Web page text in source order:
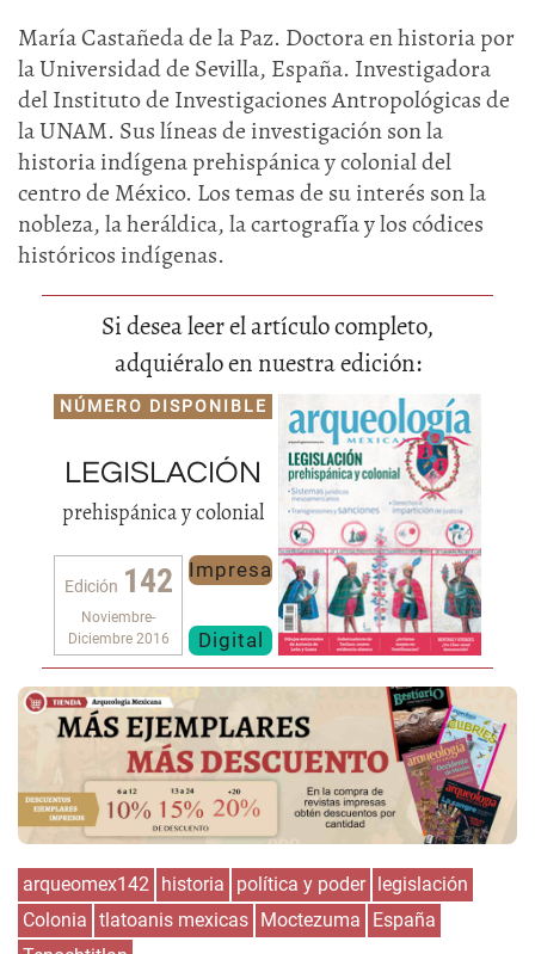
María Castañeda de la Paz. Doctora en historia por
la Universidad de Sevilla, España. Investigadora
del Instituto de Investigaciones Antropológicas de
la UNAM. Sus líneas de investigación son la
historia indígena prehispánica y colonial del
centro de México. Los temas de su interés son la
nobleza, la heráldica, la cartografía y los códices
históricos indígenas.
Si desea leer el artículo completo,
adquiéralo en nuestra edición:
NÚMERO DISPONIBLE
LEGISLACIÓN
prehispánica y colonial
Edición 142
Noviembre-
Diciembre 2016
Impresa
Digital
arqueomex142 historia política y poder legislación
Colonia tlatoanis mexicas Moctezuma
España